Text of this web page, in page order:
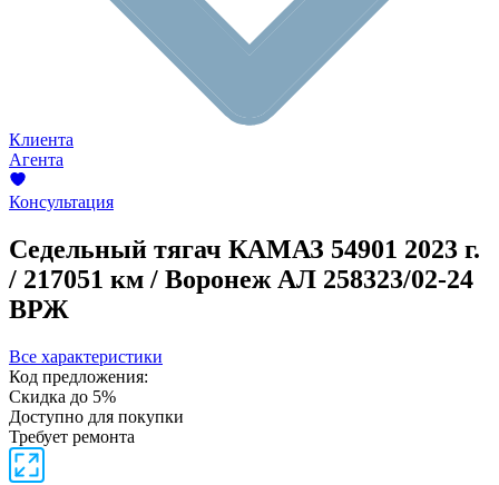
Клиента
Агента
Консультация
Седельный тягач КАМАЗ 54901 2023 г.
/ 217051 км / Воронеж АЛ 258323/02-24
ВРЖ
Все характеристики
Код предложения:
Скидка до 5%
Доступно для покупки
Требует ремонта